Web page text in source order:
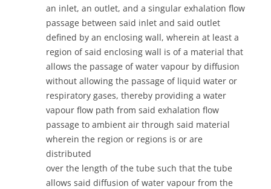
an inlet, an outlet, and a singular exhalation flow
passage between said inlet and said outlet
defined by an enclosing wall, wherein at least a
region of said enclosing wall is of a material that
allows the passage of water vapour by diffusion
without allowing the passage of liquid water or
respiratory gases, thereby providing a water
vapour flow path from said exhalation flow
passage to ambient air through said material
wherein the region or regions is or are
distributed
over the length of the tube such that the tube
allows said diffusion of water vapour from the